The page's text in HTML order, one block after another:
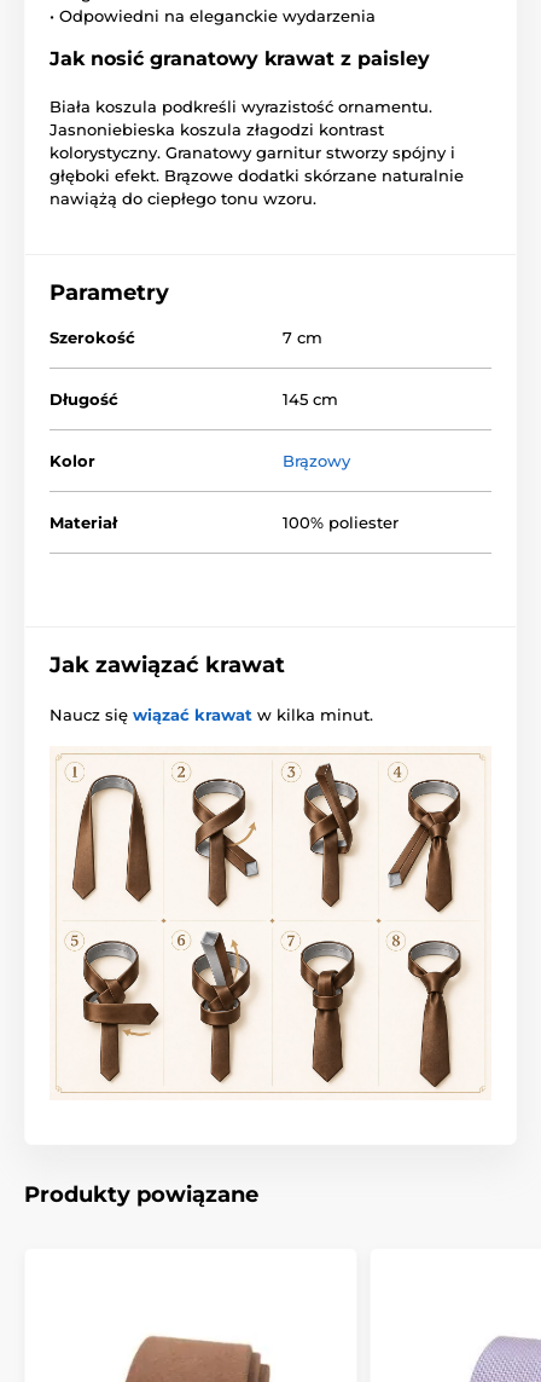
• Odpowiedni na eleganckie wydarzenia
Jak nosić granatowy krawat z paisley
Biała koszula podkreśli wyrazistość ornamentu.
Jasnoniebieska koszula złagodzi kontrast
kolorystyczny. Granatowy garnitur stworzy spójny i
głęboki efekt. Brązowe dodatki skórzane naturalnie
nawiążą do ciepłego tonu wzoru.
Parametry
Szerokość 7 cm
Długość 145 cm
Kolor Brązowy
Materiał 100% poliester
Jak zawiązać krawat
Naucz się wiązać krawat w kilka minut.
Produkty powiązane